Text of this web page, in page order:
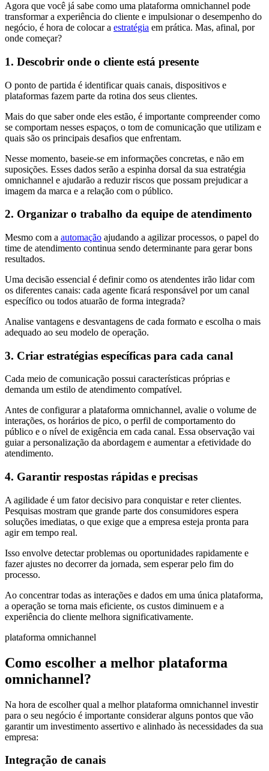
Agora que você já sabe como uma plataforma omnichannel pode
transformar a experiência do cliente e impulsionar o desempenho do
negócio, é hora de colocar a estratégia em prática. Mas, afinal, por
onde começar?
1. Descobrir onde o cliente está presente
O ponto de partida é identificar quais canais, dispositivos e
plataformas fazem parte da rotina dos seus clientes.
Mais do que saber onde eles estão, é importante compreender como
se comportam nesses espaços, o tom de comunicação que utilizam e
quais são os principais desafios que enfrentam.
Nesse momento, baseie-se em informações concretas, e não em
suposições. Esses dados serão a espinha dorsal da sua estratégia
omnichannel e ajudarão a reduzir riscos que possam prejudicar a
imagem da marca e a relação com o público.
2. Organizar o trabalho da equipe de atendimento
Mesmo com a automação ajudando a agilizar processos, o papel do
time de atendimento continua sendo determinante para gerar bons
resultados.
Uma decisão essencial é definir como os atendentes irão lidar com
os diferentes canais: cada agente ficará responsável por um canal
específico ou todos atuarão de forma integrada?
Analise vantagens e desvantagens de cada formato e escolha o mais
adequado ao seu modelo de operação.
3. Criar estratégias específicas para cada canal
Cada meio de comunicação possui características próprias e
demanda um estilo de atendimento compatível.
Antes de configurar a plataforma omnichannel, avalie o volume de
interações, os horários de pico, o perfil de comportamento do
público e o nível de exigência em cada canal. Essa observação vai
guiar a personalização da abordagem e aumentar a efetividade do
atendimento.
4. Garantir respostas rápidas e precisas
A agilidade é um fator decisivo para conquistar e reter clientes.
Pesquisas mostram que grande parte dos consumidores espera
soluções imediatas, o que exige que a empresa esteja pronta para
agir em tempo real.
Isso envolve detectar problemas ou oportunidades rapidamente e
fazer ajustes no decorrer da jornada, sem esperar pelo fim do
processo.
Ao concentrar todas as interações e dados em uma única plataforma,
a operação se torna mais eficiente, os custos diminuem e a
experiência do cliente melhora significativamente.
plataforma omnichannel
Como escolher a melhor plataforma
omnichannel?
Na hora de escolher qual a melhor plataforma omnichannel investir
para o seu negócio é importante considerar alguns pontos que vão
garantir um investimento assertivo e alinhado às necessidades da sua
empresa:
Integração de canais